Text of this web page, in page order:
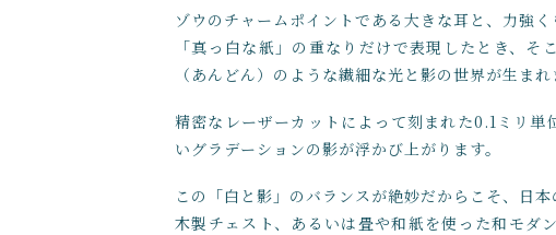
ゾウのチャームポイントである大きな耳と、力強
「真っ白な紙」の重なりだけで表現したとき、
（あんどん）のような繊細な光と影の世界が生まれ
精密なレーザーカットによって刻まれた0.1ミリ
いグラデーションの影が浮かび上がります。
この「白と影」のバランスが絶妙だからこそ、日
木製チェスト、あるいは畳や和紙を使った和モダ